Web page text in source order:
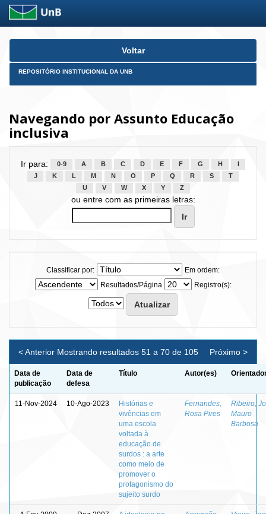
Skip
Voltar
REPOSITÓRIO INSTITUCIONAL DA UNB
Navegando por Assunto Educação
inclusiva
Ir para: 0-9 A B C D E F G H
J
K L M N O P Q R S
T
U
V W X Y Z
ou entre com as primeiras letras:
Classificar por:
Em ordem:
Resultados/Página
Registro(s):
Mostrando resultados 51 a 70 de 105
< Anterior Próximo >
Data de
publicação
Data de
defesa
Título Autor(es)
11-Nov-2024 10-Ago-2023
Histórias e
vivências em
uma escola
voltada à
educação de
surdos : a arte
como meio de
promover o
protagonismo do
sujeito surdo
Fernandes,
Rosa Pires
Ribeiro,
Mauro
Barbosa